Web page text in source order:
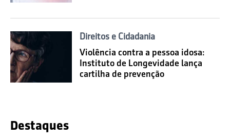
Direitos e Cidadania
Violência contra a pessoa idosa:
Instituto de Longevidade lança
cartilha de prevenção
Destaques